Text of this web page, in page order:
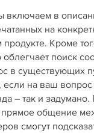
в
на
Кроме
поиск
в существующих
на ваш
– так и
общение
смогут